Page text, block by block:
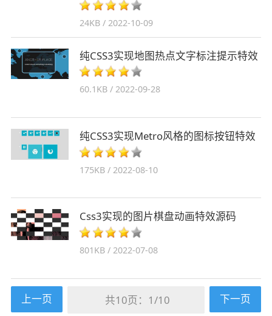
24KB / 2022-10-09
纯CSS3实现地图热点文字标注提示特效
60.1KB / 2022-09-28
纯CSS3实现Metro风格的图标按钮特效
175KB / 2022-08-10
Css3实现的图片棋盘动画特效源码
801KB / 2022-07-08
共10页： 1/10
上一页 下一页